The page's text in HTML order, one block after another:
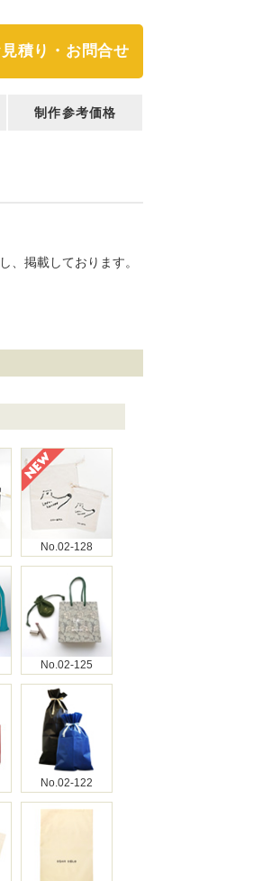
積り・お問合せ
制作参考価格
、掲載しております。
No.02-128
No.02-125
No.02-122